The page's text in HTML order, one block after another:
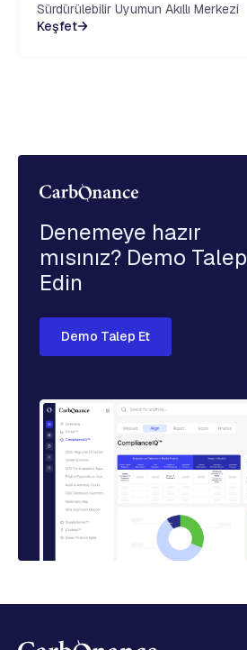
Sürdürülebilir Uyumun Akıllı Merkezi
Keşfet
Denemeye hazır
mısınız? Demo Talep
Edin
Demo Talep Et